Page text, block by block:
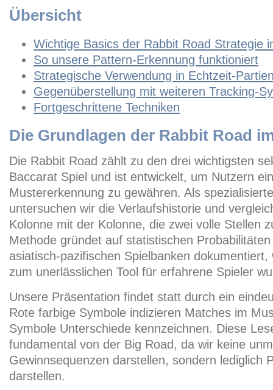
Übersicht
Wichtige Basics der Rabbit Road Strategie
So unsere Pattern-Erkennung funktioniert
Strategische Verwendung in Echtzeit-
Gegenüberstellung mit weiteren Tracking-
Fortgeschrittene Techniken
Die Grundlagen der Rabbit Road
Die Rabbit Road zählt zu den drei wichtigsten
Baccarat Spiel und ist entwickelt, um Nutzern
Mustererkennung zu gewähren. Als
untersuchen wir die Verlaufshistorie und
Kolonne mit der Kolonne, die zwei volle Stellen
Methode gründet auf statistischen
asiatisch-pazifischen Spielbanken
zum unerlässlichen Tool für erfahrene Spieler
Unsere Präsentation findet statt durch ein
Rote farbige Symbole indizieren Matches im
Symbole Unterschiede kennzeichnen. Diese
fundamental von der Big Road, da wir keine
Gewinnsequenzen darstellen, sondern lediglich
darstellen.